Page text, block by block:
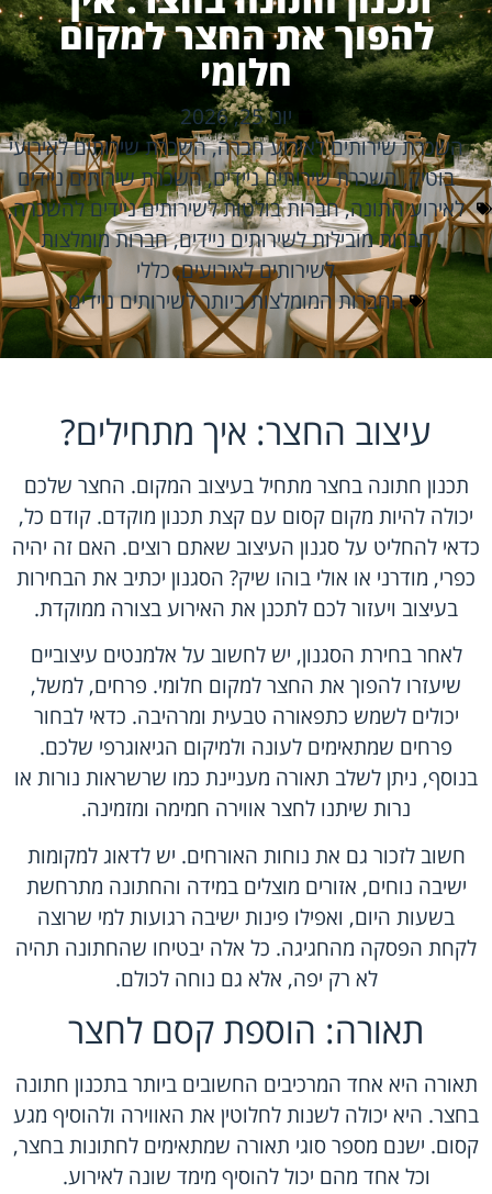
להפוך את החצר למקום
חלומי
יוני 25, 2026
השכרת שירותים לאירוע חברה,השכרת שירותים לאירועי
בוטיק,השכרת שירותים ניידים,השכרת שירותים ניידים
לאירוע חתונה,חברות בולטות לשירותים ניידים להשכרה,
חברות מובילות לשירותים ניידים,חברות מומלצות
לשירותים לאירועים,כללי
החברות המומלצות ביותר לשירותים ניידים
עיצוב החצר: איך מתחילים?
תכנון חתונה בחצר מתחיל בעיצוב המקום. החצר שלכם
יכולה להיות מקום קסום עם קצת תכנון מוקדם. קודם כל,
כדאי להחליט על סגנון העיצוב שאתם רוצים. האם זה יהיה
כפרי, מודרני או אולי בוהו שיק? הסגנון יכתיב את הבחירות
בעיצוב ויעזור לכם לתכנן את האירוע בצורה ממוקדת.
לאחר בחירת הסגנון, יש לחשוב על אלמנטים עיצוביים
שיעזרו להפוך את החצר למקום חלומי. פרחים, למשל,
יכולים לשמש כתפאורה טבעית ומרהיבה. כדאי לבחור
פרחים שמתאימים לעונה ולמיקום הגיאוגרפי שלכם.
בנוסף, ניתן לשלב תאורה מעניינת כמו שרשראות נורות או
נרות שיתנו לחצר אווירה חמימה ומזמינה.
חשוב לזכור גם את נוחות האורחים. יש לדאוג למקומות
ישיבה נוחים, אזורים מוצלים במידה והחתונה מתרחשת
בשעות היום, ואפילו פינות ישיבה רגועות למי שרוצה
לקחת הפסקה מהחגיגה. כל אלה יבטיחו שהחתונה תהיה
לא רק יפה, אלא גם נוחה לכולם.
תאורה: הוספת קסם לחצר
תאורה היא אחד המרכיבים החשובים ביותר בתכנון חתונה
בחצר. היא יכולה לשנות לחלוטין את האווירה ולהוסיף מגע
קסום. ישנם מספר סוגי תאורה שמתאימים לחתונות בחצר,
וכל אחד מהם יכול להוסיף מימד שונה לאירוע.